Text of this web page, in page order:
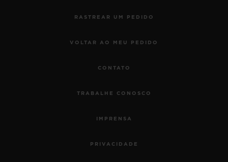
RASTREAR UM PEDIDO
VOLTAR AO MEU PEDIDO
CONTATO
TRABALHE CONOSCO
IMPRENSA
PRIVACIDADE